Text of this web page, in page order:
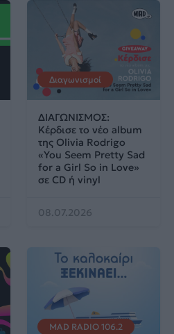
Διαγωνισμοί
ΔΙΑΓΩΝΙΣΜΟΣ:
Κέρδισε το νέο album
της Olivia Rodrigo
«You Seem Pretty Sad
for a Girl So in Love»
σε CD ή vinyl
08.07.2026
MAD RADIO 106.2